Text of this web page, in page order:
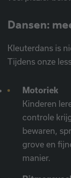
Dansen:
Kleuterdans is
Tijdens onze
Motoriek
Kinderen
controle
bewaren,
grove en
manier.